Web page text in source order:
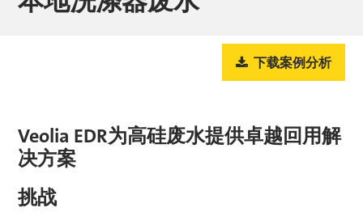
招贤纳士
下载案例分析
Veolia EDR为高硅废水提供卓越回用解
决方案
挑战